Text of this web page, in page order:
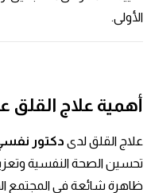
الأولى.
أهمية علاج القلق
علاج القلق لدى دكتور
تحسين الصحة النفسية
ظاهرة شائعة في المجتمع